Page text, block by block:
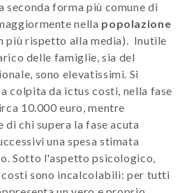
seconda forma più comune di
nella popolazione
più rispetto alla media). Inutile
delle famiglie, sia del
sono elevatissimi. Si
colpita da ictus costi, nella fase
10.000 euro, mentre
chi supera la fase acuta
una spesa stimata
Sotto l'aspetto psicologico,
sono incalcolabili: per tutti